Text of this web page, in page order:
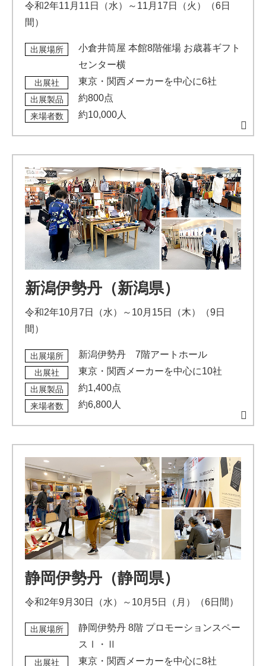
令和2年11月11日（水）～11月17日（火）（6日
間）
出展場所
小倉井筒屋 本館8階催場 お歳暮ギフト
センター横
出展社 東京・関西メーカーを中心に6社
出展製品 約800点
来場者数 約10,000人
新潟伊勢丹（新潟県）
令和2年10月7日（水）～10月15日（木）（9日
間）
出展場所 新潟伊勢丹 7階アートホール
出展社 東京・関西メーカーを中心に10社
出展製品 約1,400点
来場者数 約6,800人
静岡伊勢丹（静岡県）
令和2年9月30日（水）～10月5日（月）（6日間）
出展場所
静岡伊勢丹 8階 プロモーションスペー
スⅠ・Ⅱ
出展社 東京・関西メーカーを中心に8社